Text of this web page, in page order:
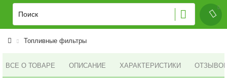
Топливные фильтры
ВСЕ О ТОВАРЕ ОПИСАНИЕ ХАРАКТЕРИСТИКИ ОТЗЫВОВ